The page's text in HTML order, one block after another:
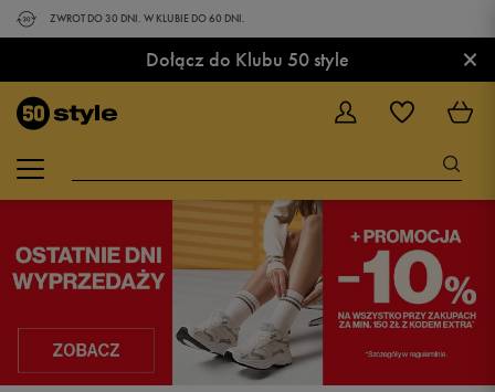
ZWROT DO 30 DNI. W KLUBIE DO 60 DNI.
Dołącz do Klubu 50 style ×